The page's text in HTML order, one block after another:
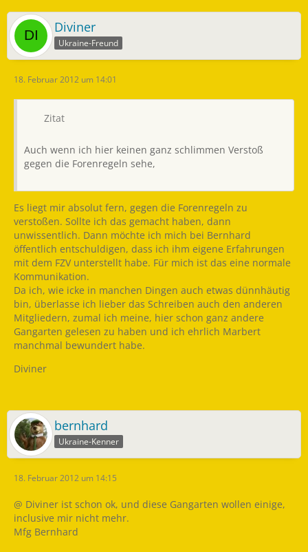
Diviner
Ukraine-Freund
18. Februar 2012 um 14:01
Zitat
Auch wenn ich hier keinen ganz schlimmen Verstoß
gegen die Forenregeln sehe,
Es liegt mir absolut fern, gegen die Forenregeln zu
verstoßen. Sollte ich das gemacht haben, dann
unwissentlich. Dann möchte ich mich bei Bernhard
öffentlich entschuldigen, dass ich ihm eigene Erfahrungen
mit dem FZV unterstellt habe. Für mich ist das eine normale
Kommunikation.
Da ich, wie icke in manchen Dingen auch etwas dünnhäutig
bin, überlasse ich lieber das Schreiben auch den anderen
Mitgliedern, zumal ich meine, hier schon ganz andere
Gangarten gelesen zu haben und ich ehrlich Marbert
manchmal bewundert habe.
Diviner
bernhard
Ukraine-Kenner
18. Februar 2012 um 14:15
@ Diviner ist schon ok, und diese Gangarten wollen einige,
inclusive mir nicht mehr.
Mfg Bernhard